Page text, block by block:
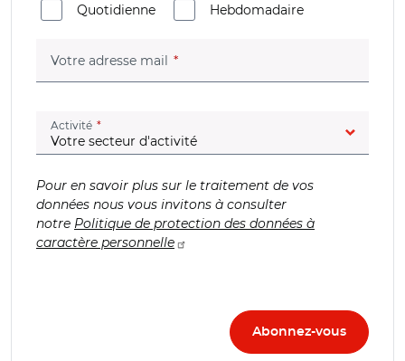
Quotidienne
Hebdomadaire
Votre adresse mail (champ obligatoire)
Activité (champ obligatoire)
Pour en savoir plus sur le traitement de vos
données nous vous invitons à consulter
notre Politique de protection des données à
caractère personnelle